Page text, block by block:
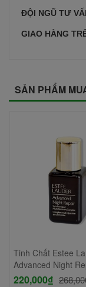
ĐỘI NGŨ TƯ
GIAO HÀNG
SẢN PHẨM
Tinh Chất Estee
Advanced Night
220,000₫